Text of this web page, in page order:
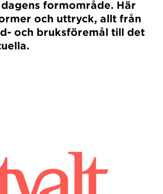
formområde. Här
och uttryck, allt från
och bruksföremål till det